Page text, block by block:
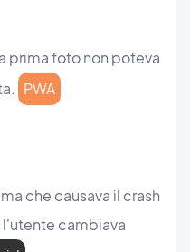
prima foto non poteva
PWA
che causava il crash
cambiava